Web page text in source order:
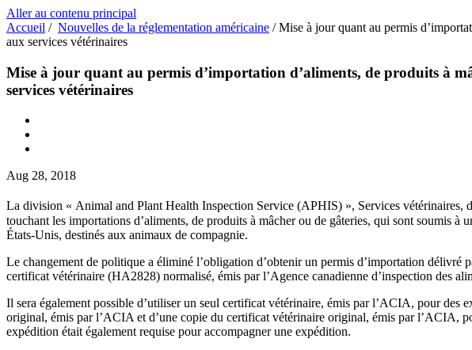
Aller au contenu principal
Accueil / Nouvelles de la réglementation américaine /Mise à jour quant au permis
aux services vétérinaires
Mise à jour quant au permis d’importation d’aliments, de produits à
services vétérinaires
Aug 28, 2018
La division « Animal and Plant Health Inspection Service (APHIS) », Services vétérinaires,
touchant les importations d’aliments, de produits à mâcher ou de gâteries, qui sont soumis
États-Unis, destinés aux animaux de compagnie.
Le changement de politique a éliminé l’obligation d’obtenir un permis d’importation délivré
certificat vétérinaire (HA2828) normalisé, émis par l’Agence canadienne d’inspection des
Il sera également possible d’utiliser un seul certificat vétérinaire, émis par l’ACIA, pour
original, émis par l’ACIA et d’une copie du certificat vétérinaire original, émis par l’ACIA,
expédition était également requise pour accompagner une expédition.